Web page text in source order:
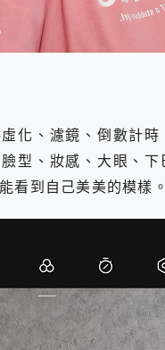
化、濾鏡、倒數計時
型、妝感、大眼、下
看到自己美美的模樣。